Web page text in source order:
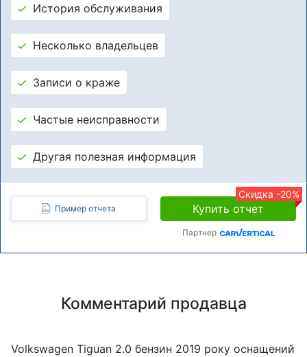
История обслуживания
Несколько владельцев
Записи о краже
Частые неисправности
Другая полезная информация
Пример отчета
Скидка -20%
Купить отчет
Партнер
Комментарий продавца
Volkswagen Tiguan 2.0 бензин 2019 року оснащений